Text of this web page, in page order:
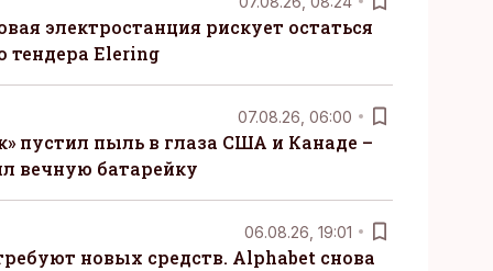
электростанция рискует остаться
тендера Elering
07.08.26, 06:00
пустил пыль в глаза США и Канаде –
вечную батарейку
06.08.26, 19:01
новых средств. Alphabet снова